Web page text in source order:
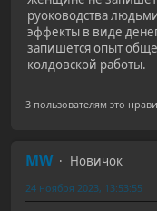
руоководства
эффекты в виде
запишется опыт
колдовской работы.
3 пользователям это
MW
Новичок
24 ноября 2023, 13:53:55